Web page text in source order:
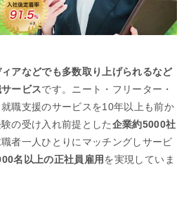
アなどでも多数取り上げられるなど
ービスです。ニート・フリーター・
職支援のサービスを10年以上も前か
の受け入れ前提とした企業約5000社
者一人ひとりにマッチングしサービ
名以上の正社員雇用を実現していま